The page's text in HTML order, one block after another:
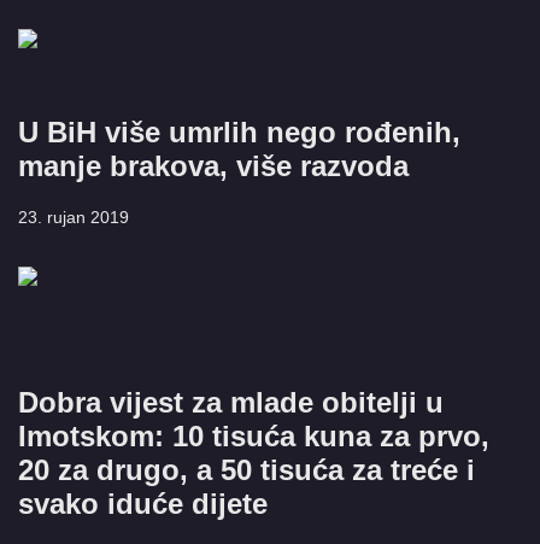
U BiH više umrlih nego rođenih,
manje brakova, više razvoda
23. rujan 2019
Dobra vijest za mlade obitelji u
Imotskom: 10 tisuća kuna za prvo,
20 za drugo, a 50 tisuća za treće i
svako iduće dijete